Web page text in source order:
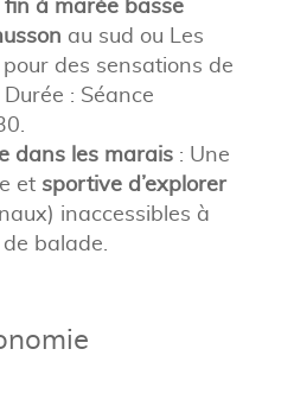
au sud ou Les
des sensations de
: Séance
dans les marais: Une
et sportive d’explorer
inaccessibles à
balade.